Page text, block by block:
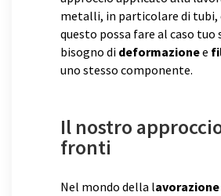
metalli, in particolare di tubi,
questo possa fare al caso tuo
bisogno di deformazionee
uno stesso componente.
Il nostro
fronti
Nel mondo della l